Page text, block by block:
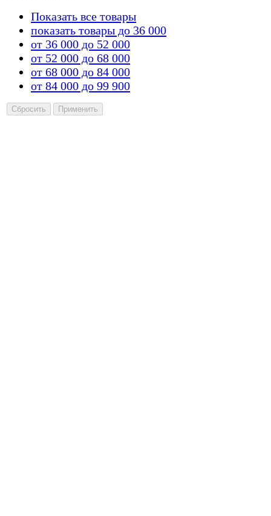
Показать все товары
показать товары до 36 000
от 36 000 до 52 000
от 52 000 до 68 000
от 68 000 до 84 000
от 84 000 до 99 900